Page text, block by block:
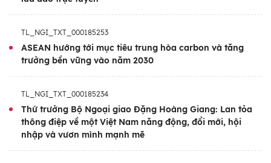
lược, qua đó giúp củng cố đoàn kết, nâng
cao năng lực tự cường, tiếp tục khẳng định
giá trị chiến lược của ASEAN. Hội nghị tập
trung vào ba trọng tâm lớn:
Thứ nhất, củng cố đoàn kết, tự cường và
năng lực ứng phó của ASEAN trước các
thách thức cấp bách, nhất là trong các lĩnh
TL_NGI_TXT_000185253
ASEAN hướng tới mục tiêu trung hòa carbon và tăng
trưởng bền vững vào năm 2030
TL_NGI_TXT_000185234
Thứ trưởng Bộ Ngoại giao Đặng Hoàng Giang: Lan tỏa
thông điệp về một Việt Nam năng động, đổi mới, hội
nhập và vươn mình mạnh mẽ